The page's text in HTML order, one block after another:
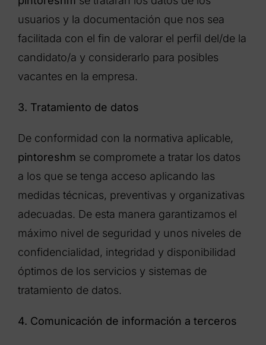
usuarios y la documentación que nos sea
facilitada con el fin de valorar el perfil del/de la
candidato/a y considerarlo para posibles
vacantes en la empresa.
3. Tratamiento de datos
De conformidad con la normativa aplicable,
pintoreshm se compromete a tratar los datos
a los que se tenga acceso aplicando las
medidas técnicas, preventivas y organizativas
adecuadas. De esta manera garantizamos el
máximo nivel de seguridad y unos niveles de
confidencialidad, integridad y disponibilidad
óptimos de los servicios y sistemas de
tratamiento de datos.
4. Comunicación de información a terceros